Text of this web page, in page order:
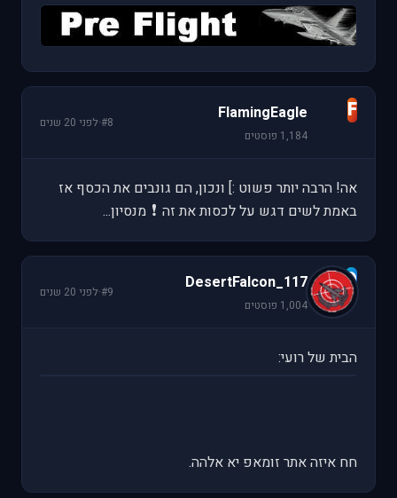
F
FlamingEagle
1,184 פוסטים
#8
·לפני 20 שנים
אה! הרבה יותר פשוט :] ונכון, הם גונבים את הכסף אז
באמת לשים דגש על לכסות את זה ❗ מנסיון...
D
DesertFalcon_117
1,004 פוסטים
#9
·לפני 20 שנים
הבית של רועי:
חח איזה אתר זומאפ יא אלהה.